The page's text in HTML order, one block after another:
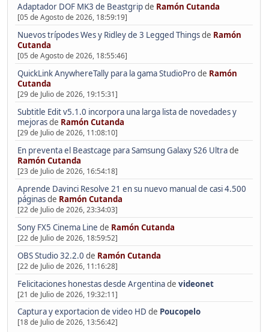
Adaptador DOF MK3 de Beastgripde Ramón Cutanda
[05 de Agosto de 2026, 18:59:19]
Nuevos trípodes Wes y Ridley de 3 Legged Thingsde Ramón
Cutanda
[05 de Agosto de 2026, 18:55:46]
QuickLink AnywhereTally para la gama StudioProde Ramón
Cutanda
[29 de Julio de 2026, 19:15:31]
Subtitle Edit v5.1.0 incorpora una larga lista de novedades y
mejorasde Ramón Cutanda
[29 de Julio de 2026, 11:08:10]
En preventa el Beastcage para Samsung Galaxy S26 Ultrade
Ramón Cutanda
[23 de Julio de 2026, 16:54:18]
Aprende Davinci Resolve 21 en su nuevo manual de casi 4.500
páginasde Ramón Cutanda
[22 de Julio de 2026, 23:34:03]
Sony FX5 Cinema Line de Ramón Cutanda
[22 de Julio de 2026, 18:59:52]
OBS Studio 32.2.0 de Ramón Cutanda
[22 de Julio de 2026, 11:16:28]
Felicitaciones honestas desde Argentinade videonet
[21 de Julio de 2026, 19:32:11]
Captura y exportacion de video HD de Poucopelo
[18 de Julio de 2026, 13:56:42]